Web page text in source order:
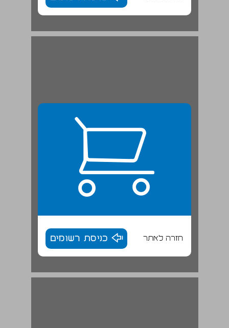
חזרה לאתר כניסת רשומים